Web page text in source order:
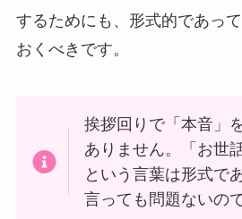
するためにも、形式的であっ
おくべきです。
挨拶回りで「本音」
ありません。「お世
という言葉は形式で
言っても問題ないので